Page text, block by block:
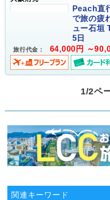
Peach直
で旅の疲
ュー石
5日
旅行代金： 64,000円 ～
1/2ペ
関連キーワード